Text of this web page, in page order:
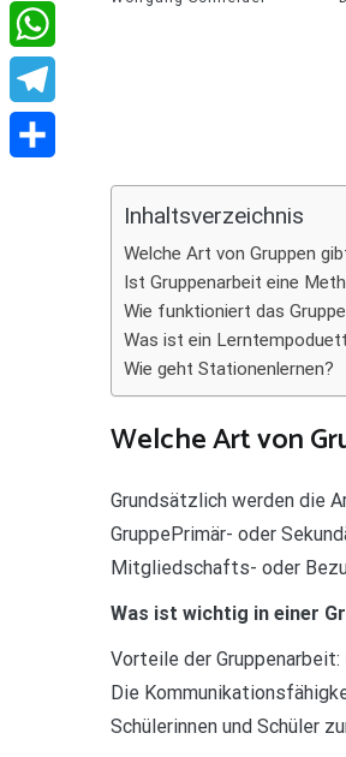
Inhaltsverzeichnis
Welche Art von Gruppen
Ist Gruppenarbeit eine
Wie funktioniert das
Was ist ein
Wie geht Stationenlernen?
Welche Art von
Grundsätzlich werden die
GruppePrimär- oder
Mitgliedschafts- oder
Was ist wichtig in einer
Vorteile der
Die
Schülerinnen und Schüler
Reddit
WhatsApp
Telegram